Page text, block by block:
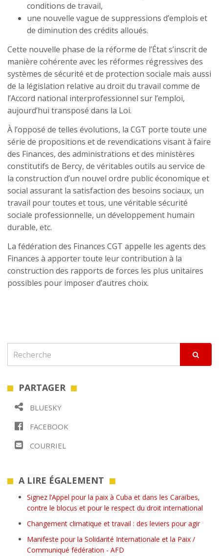
conditions de travail,
une nouvelle vague de suppressions d’emplois et
de diminution des crédits alloués.
Cette nouvelle phase de la réforme de l’État s’inscrit de
manière cohérente avec les réformes régressives des
systèmes de sécurité et de protection sociale mais aussi
de la législation relative au droit du travail comme de
l’Accord national interprofessionnel sur l’emploi,
aujourd’hui transposé dans la Loi.
À l’opposé de telles évolutions, la CGT porte toute une
série de propositions et de revendications visant à faire
des Finances, des administrations et des ministères
constitutifs de Bercy, de véritables outils au service de
la construction d’un nouvel ordre public économique et
social assurant la satisfaction des besoins sociaux, un
travail pour toutes et tous, une véritable sécurité
sociale professionnelle, un développement humain
durable, etc.
La fédération des Finances CGT appelle les agents des
Finances à apporter toute leur contribution à la
construction des rapports de forces les plus unitaires
possibles pour imposer d’autres choix.
PARTAGER
BLUESKY
FACEBOOK
COURRIEL
A LIRE ÉGALEMENT
Signez l’Appel pour la paix à Cuba et dans les Caraïbes,
contre le blocus et pour le respect du droit international
Changement climatique et travail : des leviers pour agir
Manifeste pour la Solidarité Internationale et la Paix /
Communiqué fédération - AFD